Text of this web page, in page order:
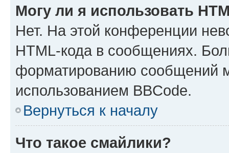
Могу ли я использовать
Нет. На этой конференции
HTML-кода в сообщениях.
форматированию сообщений
использованием BBCode.
Вернуться к началу
Что такое смайлики?